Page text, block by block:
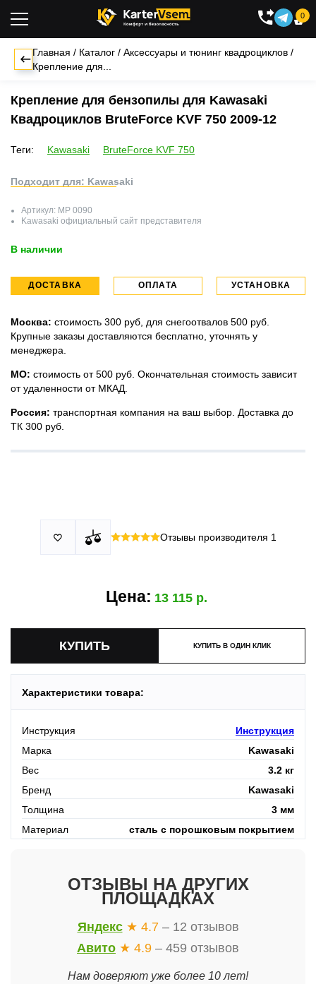

0
Главная / Каталог / Аксессуары и тюнинг квадроциклов /
Крепление для...
Крепление для бензопилы для Kawasaki
Квадроциклов BruteForce KVF 750 2009-12
Теги: Kawasaki BruteForce KVF 750
Подходит для: Kawasaki
Артикул: MP 0090
Kawasaki официальный сайт представителя
В наличии
ДОСТАВКА ОПЛАТА УСТАНОВКА
Москва: стоимость 300 руб, для снегоотвалов 500 руб.
Крупные заказы доставляются бесплатно, уточнять у
менеджера.
МО: стоимость от 500 руб. Окончательная стоимость зависит
от удаленности от МКАД.
Россия: транспортная компания на ваш выбор. Доставка до
ТК 300 руб.
По России: оплата производится до момента отгрузки в ТК.
скидка 25%
 Отзывы производителя 1
Цена: 13 115
КУПИТЬ В ОДИН КЛИК
Характеристики товара:
Инструкция
Инструкция
Марка
Kawasaki
Вес
3.2 кг
Бренд
Kawasaki
Толщина
3 мм
Материал
сталь с порошковым покрытием
ОТЗЫВЫ НА ДРУГИХ
ПЛОЩАДКАХ
Яндекс ★ 4.7 – 12 отзывов
Авито ★ 4.9 – 459 отзывов
Нам доверяют уже более 10 лет!